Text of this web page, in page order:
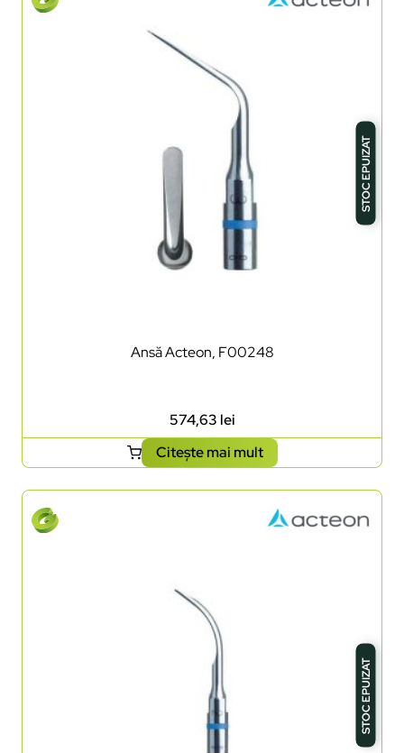
STOC EPUIZAT
Ansă Acteon, F00248
574,63 lei
Citește mai mult
STOC EPUIZAT